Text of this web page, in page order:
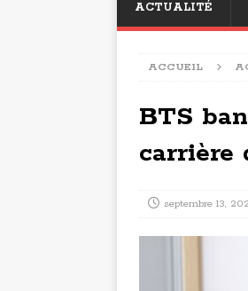
ACTUALITÉ
ACCUEIL
BTS
carrière
septembre 13,